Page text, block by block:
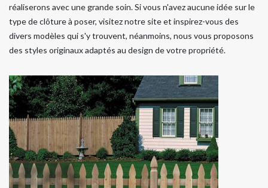
réaliserons avec une grande soin. Si vous n'avez aucune idée sur le
type de clôture à poser, visitez notre site et inspirez-vous des
divers modèles qui s'y trouvent, néanmoins, nous vous proposons
des styles originaux adaptés au design de votre propriété.